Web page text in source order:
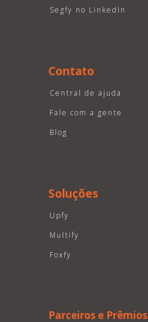
Segfy no LinkedIn
Contato
Central de ajuda
Fale com a gente
Blog
Soluções
Upfy
Multify
Foxfy
Parceiros e Prêmios